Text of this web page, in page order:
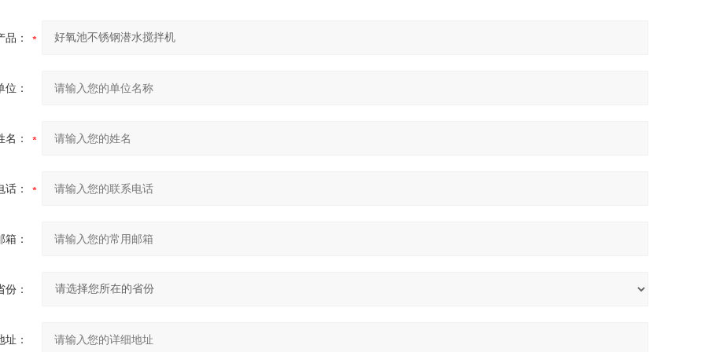
品：
位：
名：
话：
箱：
份：
址：